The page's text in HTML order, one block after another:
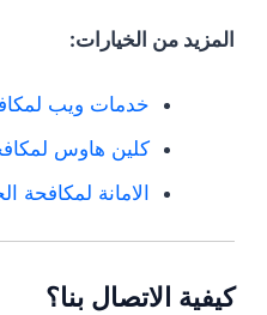
المزيد من الخيارات:
خدمات ويب
كلين هاوس
الامانة لمكافحة
كيفية الاتصال بنا؟